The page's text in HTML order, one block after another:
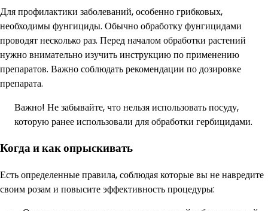
Для профилактики заболеваний, особенно грибковых,
необходимы фунгициды. Обычно обработку фунгицидами
проводят несколько раз. Перед началом обработки растений
нужно внимательно изучить инструкцию по применению
препаратов. Важно соблюдать рекомендации по дозировке
препарата.
Важно! Не забывайте, что нельзя использовать посуду,
которую ранее использовали для обработки гербицидами.
Когда и как опрыскивать
Есть определенные правила, соблюдая которые вы не навредите
своим розам и повысите эффективность процедуры: